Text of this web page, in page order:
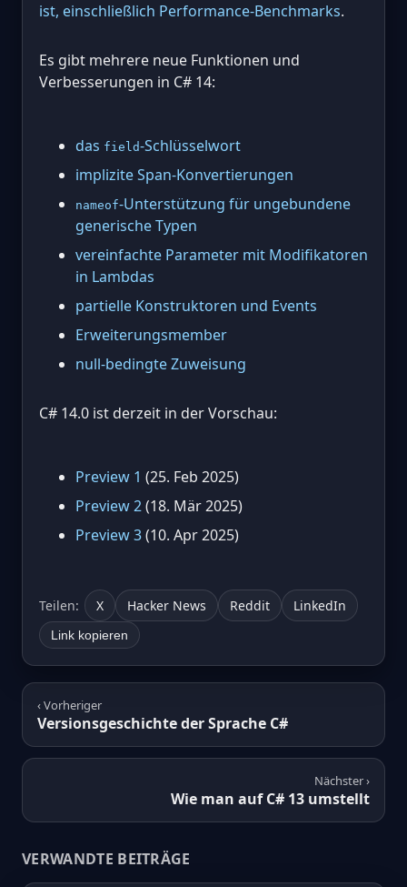
ist, einschließlich Performance-Benchmarks.
Es gibt mehrere neue Funktionen und
Verbesserungen in C# 14:
das field-Schlüsselwort
implizite Span-Konvertierungen
nameof-Unterstützung für ungebundene
generische Typen
vereinfachte Parameter mit Modifikatoren
in Lambdas
partielle Konstruktoren und Events
Erweiterungsmember
null-bedingte Zuweisung
C# 14.0 ist derzeit in der Vorschau:
Preview 1 (25. Feb 2025)
Preview 2(18. Mär 2025)
Preview 3(10. Apr 2025)
Teilen: X Hacker News Reddit LinkedIn
Link kopieren
‹ Vorheriger
Versionsgeschichte der Sprache C#
Nächster ›
Wie man auf C# 13 umstellt
VERWANDTE BEITRÄGE